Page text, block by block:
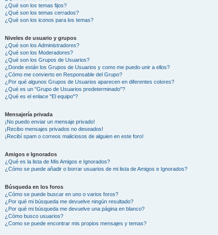
¿Qué son los temas fijos?
¿Qué son los temas cerrados?
¿Qué son los iconos para los temas?
Niveles de usuario y grupos
¿Qué son los Administradores?
¿Qué son los Moderadores?
¿Qué son los Grupos de Usuarios?
¿Donde están los Grupos de Usuarios y como me puedo unir a ellos?
¿Cómo me convierto en Responsable del Grupo?
¿Por qué algunos Grupos de Usuarios aparecen en diferentes colores?
¿Qué es un "Grupo de Usuarios predeterminado"?
¿Qué es el enlace "El equipo"?
Mensajería privada
¡No puedo enviar un mensaje privado!
¡Recibo mensajes privados no deseados!
¡Recibí spam o correos maliciosos de alguien en este foro!
Amigos e Ignorados
¿Qué es la lista de Mis Amigos e Ignorados?
¿Cómo se puede añadir o borrar usuarios de mi lista de Amigos e Ignorados?
Búsqueda en los foros
¿Cómo se puede buscar en uno o varios foros?
¿Por qué mi búsqueda me devuelve ningún resultado?
¿Por qué mi búsqueda me devuelve una página en blanco?
¿Cómo busco usuarios?
¿Como se puede encontrar mis propios mensajes y temas?